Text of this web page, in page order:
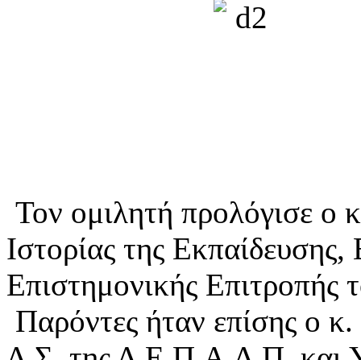
Τον ομιλητή προλόγισε ο
Ιστορίας της
Επιστημονικής
Παρόντες ήταν επίσης ο κ.